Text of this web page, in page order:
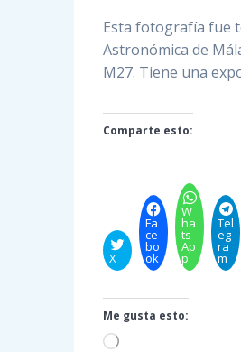
Esta fotografía fue
Astronómica de
M27. Tiene una
Comparte esto:
X
Fa
ce
bo
ok
W
ha
ts
Ap
p
Tel
eg
ra
m
Me gusta esto:
Cargando...